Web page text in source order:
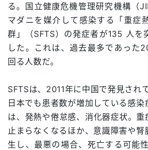
る。国立健康危機管理研究機構（
マダニを媒介して感染する「重症
群」（SFTS）の発症者が135 人を
した。これは、過去最多であった
回る人数だ。
SFTSは、2011年に中国で発見され
日本でも患者数が増加している感
は、発熱や倦怠感、消化器症状。重
止まらなくなるほか、意識障害や
生し、最悪の場合、死亡する可能